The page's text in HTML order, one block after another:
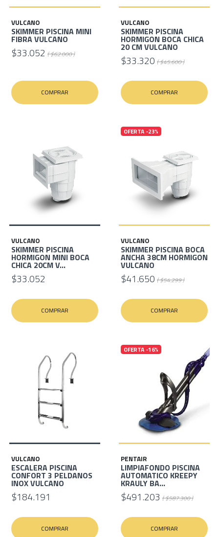
VULCANO
SKIMMER PISCINA MINI
FIBRA VULCANO
$33.052 ( $62.000 )
COMPRAR
VULCANO
SKIMMER PISCINA
HORMIGON BOCA CHICA
20 CM VULCANO
$33.320 ( $45.600 )
COMPRAR
VULCANO
SKIMMER PISCINA
HORMIGON MINI BOCA
CHICA 20CM V...
$33.052
COMPRAR
OFERTA -23%
VULCANO
SKIMMER PISCINA BOCA
ANCHA 38CM HORMIGON
VULCANO
$41.650 ( $54.299 )
COMPRAR
VULCANO
ESCALERA PISCINA
CONFORT 3 PELDANOS
INOX VULCANO
$184.191
COMPRAR
OFERTA -16%
PENTAIR
LIMPIAFONDO PISCINA
AUTOMATICO KREEPY
KRAULY BA...
$491.203 ( $587.300 )
COMPRAR